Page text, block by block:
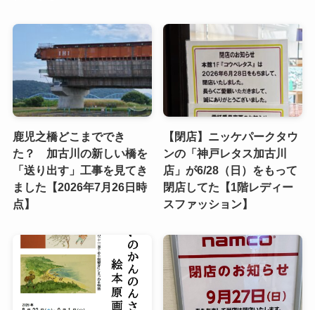
鹿児之橋どこまででき
た？ 加古川の新しい橋を
「送り出す」工事を見てき
ました【2026年7月26日時
点】
【閉店】ニッケパークタウ
ンの「神戸レタス加古川
店」が6/28（日）をもって
閉店してた【1階レディー
スファッション】